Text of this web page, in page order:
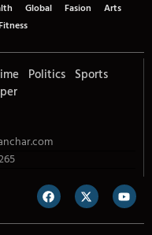
Global Fasion
Arts
Politics Sports